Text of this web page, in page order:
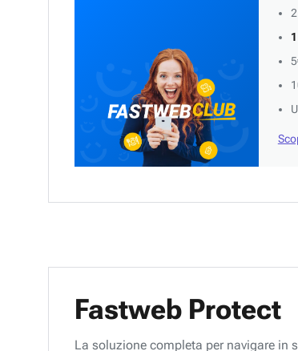
2
Fastweb Protect
La soluzione completa per navigare in